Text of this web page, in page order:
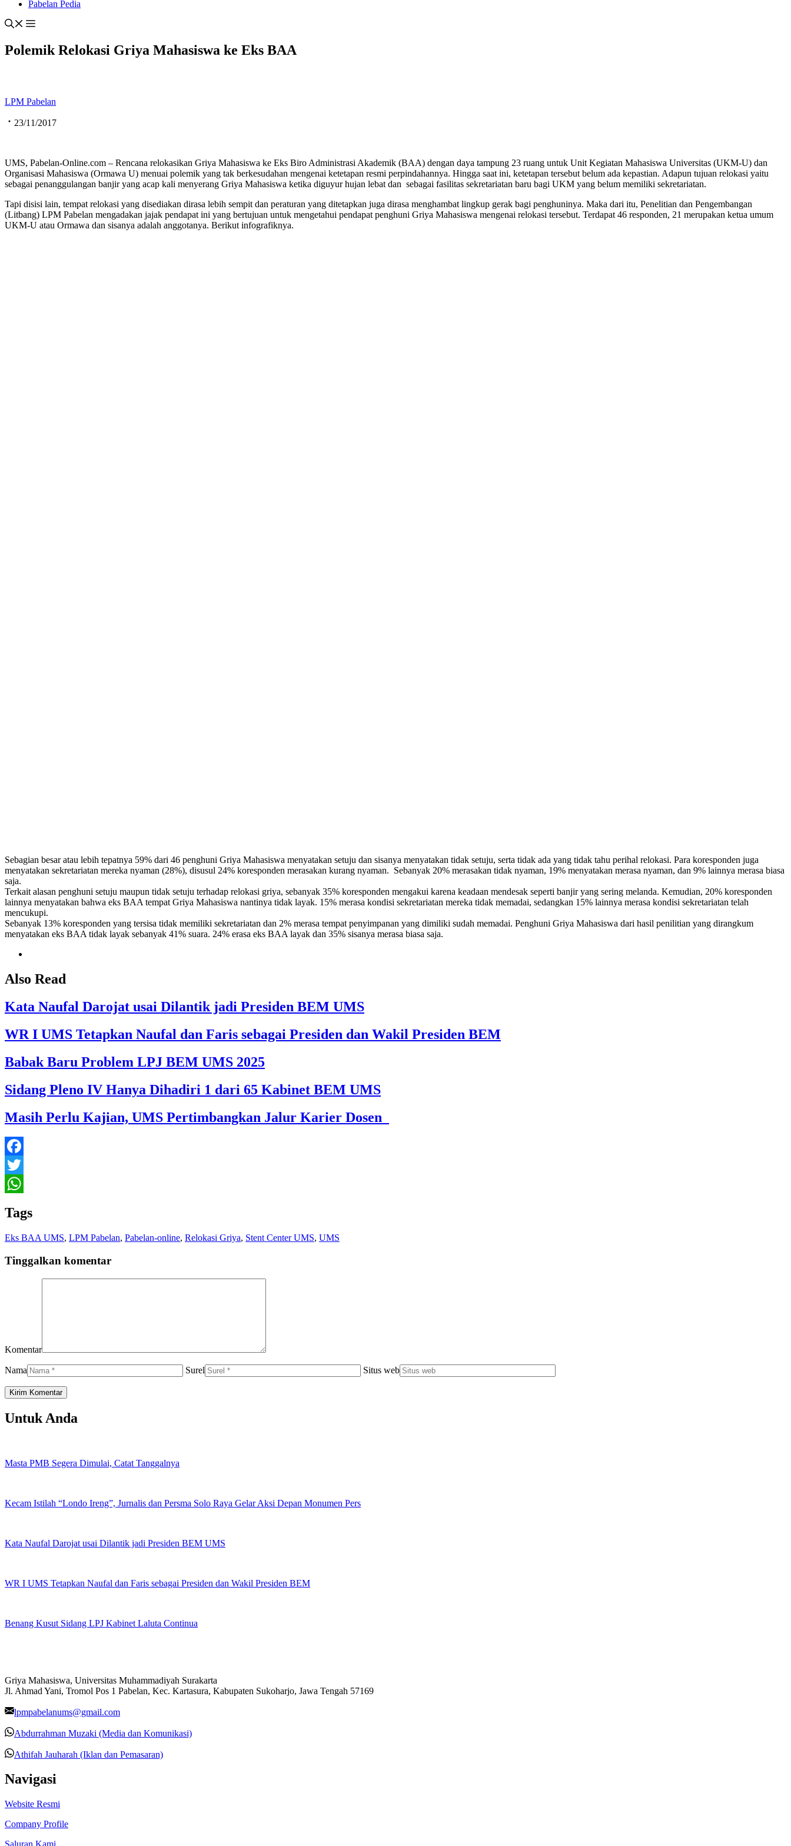
Pabelan Pedia
Polemik Relokasi Griya Mahasiswa ke Eks BAA
LPM Pabelan
23/11/2017
UMS, Pabelan-Online.com – Rencana relokasikan Griya Mahasiswa ke Eks Biro Administrasi Akademik (BAA) dengan daya tampung 23 ruang untuk Unit Kegiatan Mahasiswa Universitas (UKM-U) dan
Organisasi Mahasiswa (Ormawa U) menuai polemik yang tak berkesudahan mengenai ketetapan resmi perpindahannya. Hingga saat ini, ketetapan tersebut belum ada kepastian. Adapun tujuan relokasi yaitu
sebagai penanggulangan banjir yang acap kali menyerang Griya Mahasiswa ketika diguyur hujan lebat dan sebagai fasilitas sekretariatan baru bagi UKM yang belum memiliki sekretariatan.
Tapi disisi lain, tempat relokasi yang disediakan dirasa lebih sempit dan peraturan yang ditetapkan juga dirasa menghambat lingkup gerak bagi penghuninya. Maka dari itu, Penelitian dan Pengembangan
(Litbang) LPM Pabelan mengadakan jajak pendapat ini yang bertujuan untuk mengetahui pendapat penghuni Griya Mahasiswa mengenai relokasi tersebut. Terdapat 46 responden, 21 merupakan ketua umum
UKM-U atau Ormawa dan sisanya adalah anggotanya. Berikut infografiknya.
Sebagian besar atau lebih tepatnya 59% dari 46 penghuni Griya Mahasiswa menyatakan setuju dan sisanya menyatakan tidak setuju, serta tidak ada yang tidak tahu perihal relokasi. Para koresponden juga
menyatakan sekretariatan mereka nyaman (28%), disusul 24% koresponden merasakan kurang nyaman. Sebanyak 20% merasakan tidak nyaman, 19% menyatakan merasa nyaman, dan 9% lainnya merasa biasa
saja.
Terkait alasan penghuni setuju maupun tidak setuju terhadap relokasi griya, sebanyak 35% koresponden mengakui karena keadaan mendesak seperti banjir yang sering melanda. Kemudian, 20% koresponden
lainnya menyatakan bahwa eks BAA tempat Griya Mahasiswa nantinya tidak layak. 15% merasa kondisi sekretariatan mereka tidak memadai, sedangkan 15% lainnya merasa kondisi sekretariatan telah
mencukupi.
Sebanyak 13% koresponden yang tersisa tidak memiliki sekretariatan dan 2% merasa tempat penyimpanan yang dimiliki sudah memadai. Penghuni Griya Mahasiswa dari hasil penilitian yang dirangkum
menyatakan eks BAA tidak layak sebanyak 41% suara. 24% erasa eks BAA layak dan 35% sisanya merasa biasa saja.
Also Read
Kata Naufal Darojat usai Dilantik jadi Presiden BEM UMS
WR I UMS Tetapkan Naufal dan Faris sebagai Presiden dan Wakil Presiden BEM
Babak Baru Problem LPJ BEM UMS 2025
Sidang Pleno IV Hanya Dihadiri 1 dari 65 Kabinet BEM UMS
Masih Perlu Kajian, UMS Pertimbangkan Jalur Karier Dosen
Facebook
Twitter
Tags
Eks BAA UMS, LPM Pabelan, Pabelan-online, Relokasi Griya, Stent Center UMS, UMS
Tinggalkan komentar
Komentar
Nama Surel Situs web
Untuk Anda
Masta PMB Segera Dimulai, Catat Tanggalnya
Kecam Istilah “Londo Ireng”, Jurnalis dan Persma Solo Raya Gelar Aksi Depan Monumen Pers
Kata Naufal Darojat usai Dilantik jadi Presiden BEM UMS
WR I UMS Tetapkan Naufal dan Faris sebagai Presiden dan Wakil Presiden BEM
Benang Kusut Sidang LPJ Kabinet Laluta Continua
Griya Mahasiswa, Universitas Muhammadiyah Surakarta
Jl. Ahmad Yani, Tromol Pos 1 Pabelan, Kec. Kartasura, Kabupaten Sukoharjo, Jawa Tengah 57169
lpmpabelanums@gmail.com
Abdurrahman Muzaki (Media dan Komunikasi)
Athifah Jauharah (Iklan dan Pemasaran)
Navigasi
Website Resmi
Company Profile